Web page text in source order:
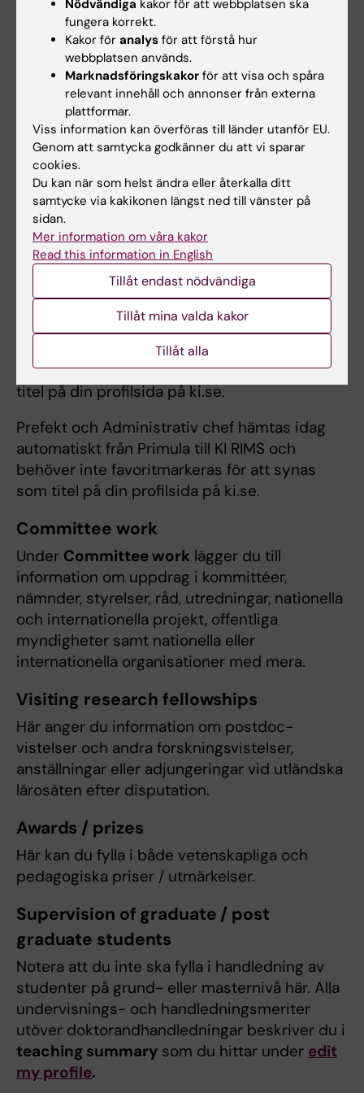
innan du ändrar synlighetsnivån på dessa
Employments i KI RIMS frånInternal
.
Avslutade anknytningar från UBW anknutna
kan idag inte hämtas automatiskt till KI RIMS.
Leadership / responsibility
assignments
Leadership / responsibility assignments
fyller du i uppdrag i ansvars- och
ledarställning som du har/har haft inom och
utanför akademin. Undantaget är uppdrag
som ordförande eller ledamot i akademiska
nämnder med mera, som ska läggas till under
Committee work. Favoritmarkera en
Leadership / responsibility assignment
KI i KI RIMS för att lägga till dessPositionsom
titel på din profilsida på ki.se.
Prefekt och Administrativ chef hämtas idag
automatiskt från Primula till KI RIMS och
behöver inte favoritmarkeras för att synas
som titel på din profilsida på ki.se.
Committee work
Under Committee work lägger du till
information om uppdrag i kommittéer,
nämnder, styrelser, råd, utredningar, nationella
och internationella projekt, offentliga
myndigheter samt nationella eller
internationella organisationer med mera.
Visiting research fellowships
Här anger du information om postdoc-
vistelser och andra forskningsvistelser,
anställningar eller adjungeringar vid utländska
lärosäten efter disputation.
Awards / prizes
Här kan du fylla i både vetenskapliga och
pedagogiska priser / utmärkelser.
Supervision of graduate / post
graduate students
Notera att du inte ska fylla i handledning av
studenter på grund- eller masternivå här. Alla
undervisnings- och handledningsmeriter
utöver doktorandhandledningar beskriver du i
teaching summary som du hittar under edit
my profile.
Nödvändiga kakor för att webbplatsen ska
fungera korrekt.
Kakor för analys för att förstå hur
webbplatsen används.
Marknadsföringskakor för att visa och spåra
relevant innehåll och annonser från externa
plattformar.
Viss information kan överföras till länder utanför EU.
Genom att samtycka godkänner du att vi sparar
cookies.
Du kan när som helst ändra eller återkalla ditt
samtycke via kakikonen längst ned till vänster på
sidan.
Mer information om våra kakor
Read this information in English
Tillåt endast nödvändiga
Tillåt mina valda kakor
Tillåt alla